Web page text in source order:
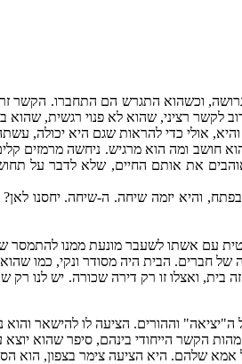
וכשהוא התגרש הם התחברו. הקשר
לקשר רציני, שהוא לא פנוי רגשית,
אולי כדי להראות שגם היא יכולה,
חושב ומה הוא מרגיש. ניחשה מרמזים
את אותם החיים, שלא לדבר על
והיא יזמה שיחה. ה-שיחה. יחסנו
עם אשתו לשעבר מונעת ממנו להתמסר
חברים. הבית היה מסודר ונקי, כמו
ואצלו זו רק דירה שכורה. יש לנו
וההורים. הציעה לו להישאר
מהות הקשר הייחודי בינהם, סיפר שהוא
שלהם. היא הציעה צימר בצפון, הוא